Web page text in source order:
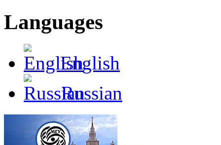
Languages
English
Russian